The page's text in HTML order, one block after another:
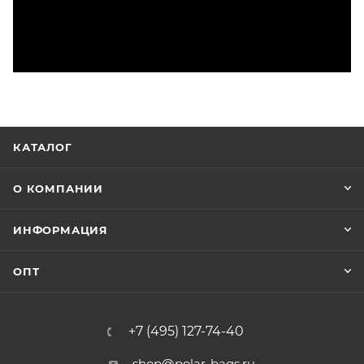
КАТАЛОГ
О КОМПАНИИ
ИНФОРМАЦИЯ
ОПТ
+7 (495) 127-74-40